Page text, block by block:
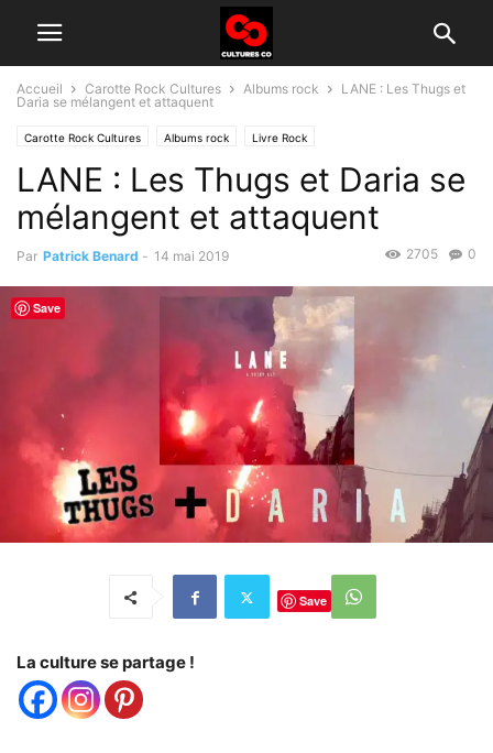
Accueil Carotte Rock Cultures Albums rock
LANE : Les Thugs et
Daria se mélangent et attaquent
Carotte Rock Cultures Albums rock Livre Rock
LANE : Les Thugs et Daria se
mélangent et attaquent
Par Patrick Benard - 14 mai 2019 0
2705
Save
La culture se partage !
Save